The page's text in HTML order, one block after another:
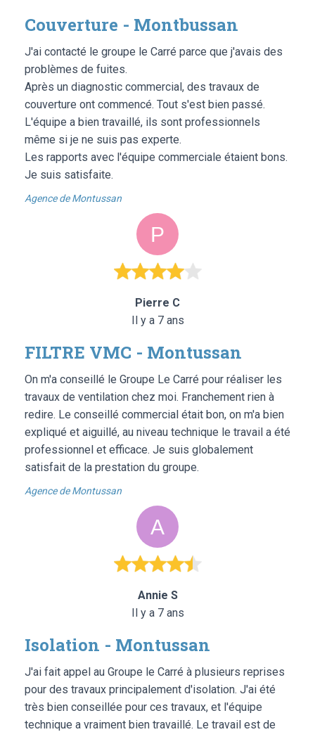
Couverture - Montbussan
J'ai contacté le groupe le Carré parce que j'avais des
problèmes de fuites.
Après un diagnostic commercial, des travaux de
couverture ont commencé. Tout s'est bien passé.
L'équipe a bien travaillé, ils sont professionnels
même si je ne suis pas experte.
Les rapports avec l'équipe commerciale étaient bons.
Je suis satisfaite.
Agence de Montussan
Pierre C
Il y a 7 ans
FILTRE VMC - Montussan
On m'a conseillé le Groupe Le Carré pour réaliser les
travaux de ventilation chez moi. Franchement rien à
redire. Le conseillé commercial était bon, on m'a bien
expliqué et aiguillé, au niveau technique le travail a été
professionnel et efficace. Je suis globalement
satisfait de la prestation du groupe.
Agence de Montussan
Annie S
Il y a 7 ans
Isolation - Montussan
J'ai fait appel au Groupe le Carré à plusieurs reprises
pour des travaux principalement d'isolation. J'ai été
très bien conseillée pour ces travaux, et l'équipe
technique a vraiment bien travaillé. Le travail est de